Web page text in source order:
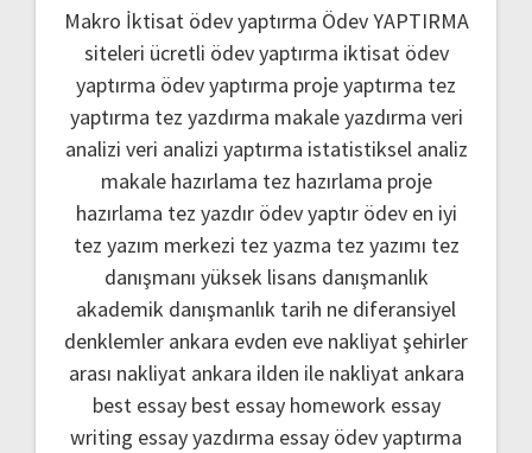
Makro İktisat ödev yaptırma Ödev YAPTIRMA
siteleri ücretli ödev yaptırma iktisat ödev
yaptırma ödev yaptırma proje yaptırma tez
yaptırma tez yazdırma makale yazdırma veri
analizi veri analizi yaptırma istatistiksel analiz
makale hazırlama tez hazırlama proje
hazırlama tez yazdır ödev yaptır ödev en iyi
tez yazım merkezi tez yazma tez yazımı tez
danışmanı yüksek lisans danışmanlık
akademik danışmanlık tarih ne diferansiyel
denklemler ankara evden eve nakliyatşehirler
arası nakliyat ankara ilden ile nakliyat ankara
best essay best essay homework essay
writing essay yazdırma essay ödev yaptırma